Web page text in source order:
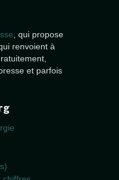
, qui propose
renvoient à
et parfois